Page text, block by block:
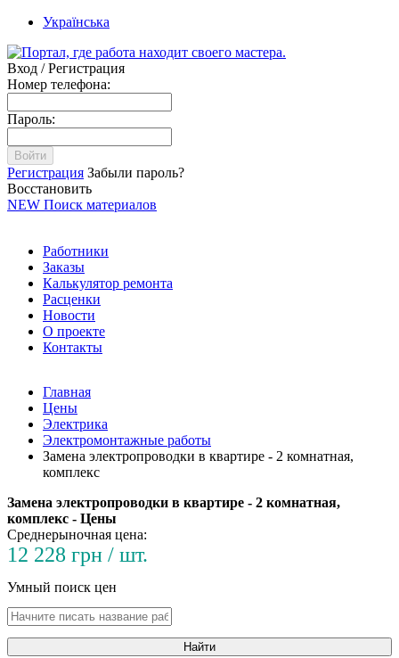
Українська
Вход / Регистрация
Номер телефона:
Пароль:
Войти
Регистрация Забыли пароль?
Восстановить
NEW Поиск материалов
Работники
Заказы
Калькулятор ремонта
Расценки
Новости
О проекте
Контакты
Главная
Цены
Электрика
Электромонтажные работы
Замена электропроводки в квартире - 2 комнатная,
комплекс
Замена электропроводки в квартире - 2 комнатная,
комплекс - Цены
Среднерыночная цена:
12 228 грн / шт.
Умный поиск цен
Найти